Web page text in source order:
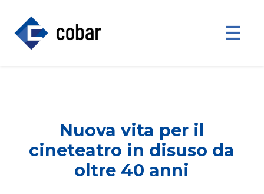
☰
Nuova vita per il
cineteatro in disuso da
oltre 40 anni